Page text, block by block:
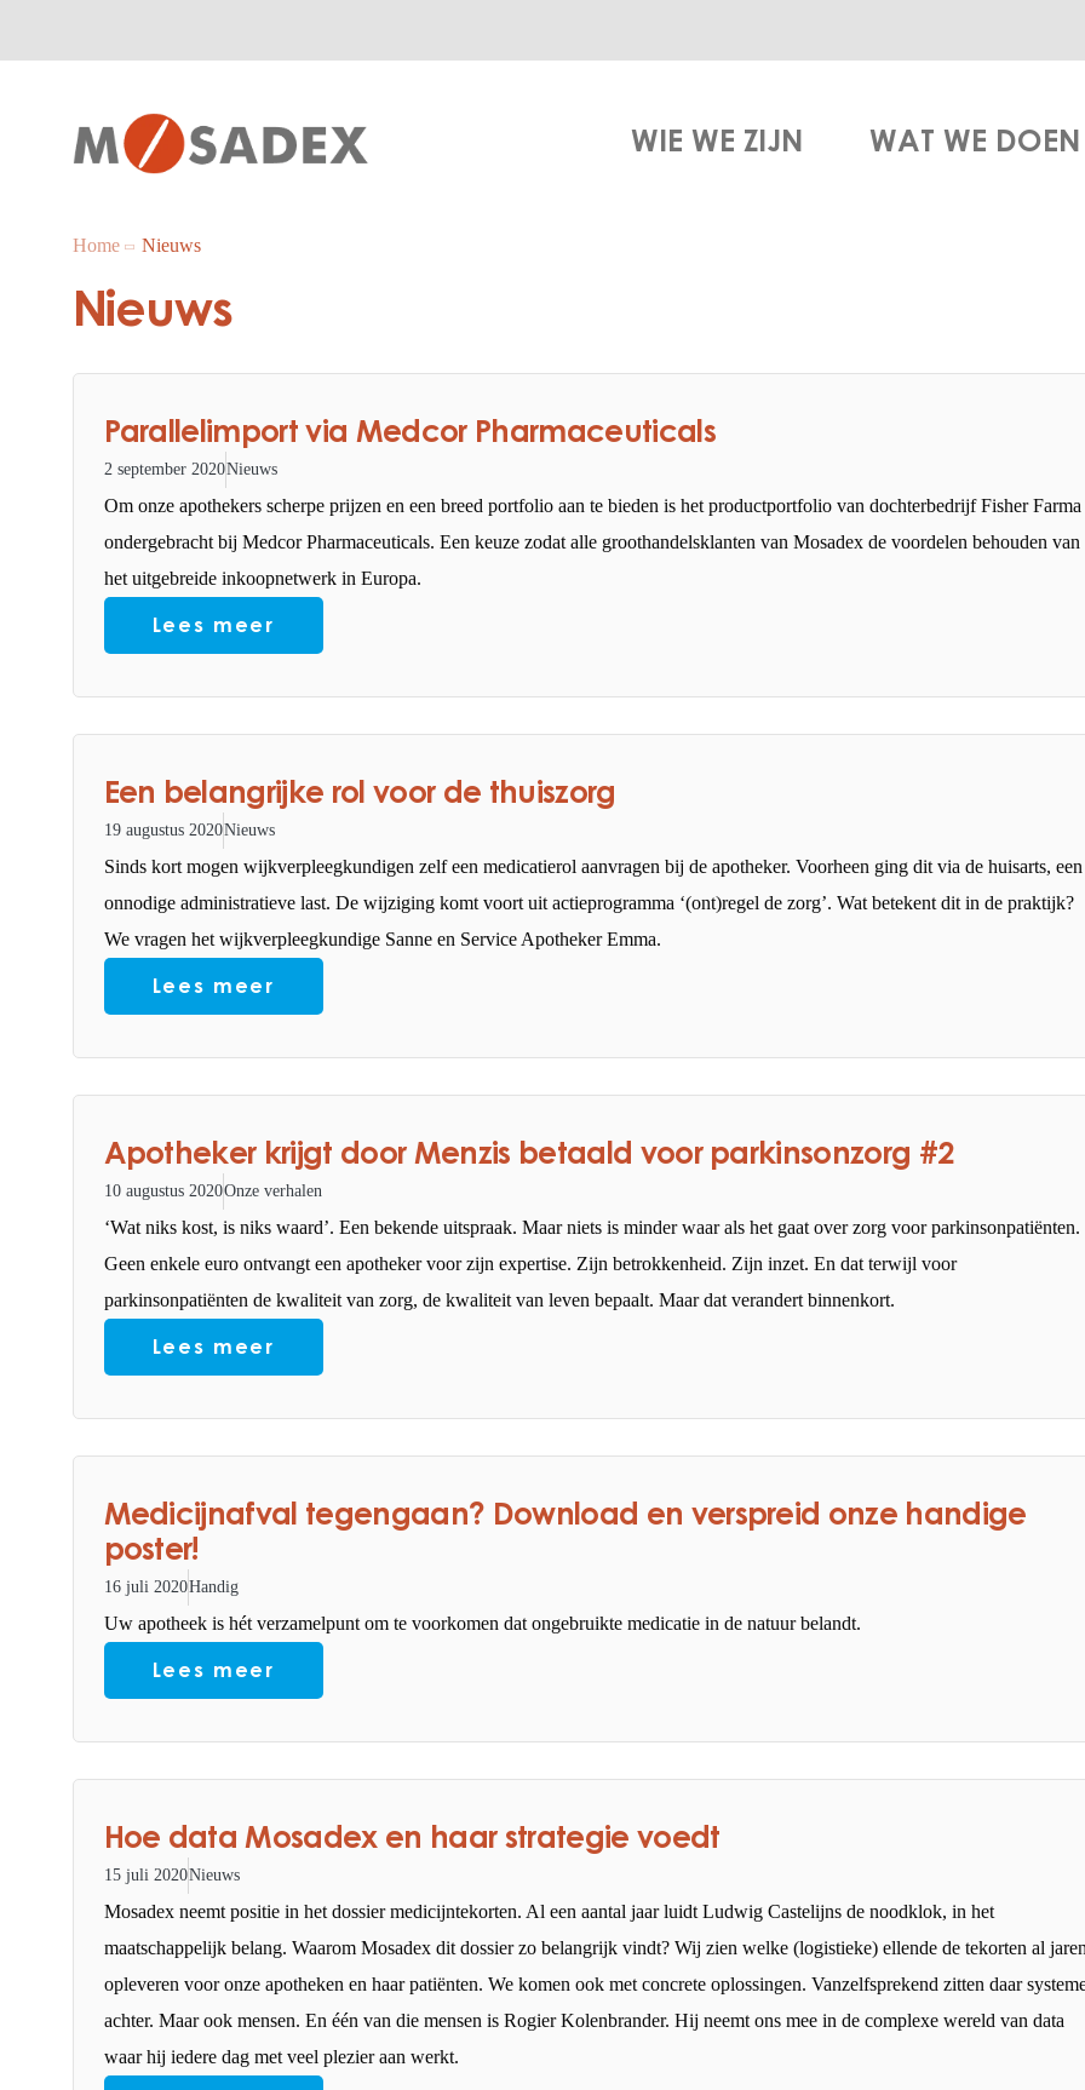
WIE WE ZIJN WAT WE DOEN
Home Nieuws
Nieuws
Parallelimport via Medcor Pharmaceuticals
2 september 2020Nieuws
Om onze apothekers scherpe prijzen en een breed portfolio aan te bieden is het productportfolio van dochterbedrijf Fisher Farma
ondergebracht bij Medcor Pharmaceuticals. Een keuze zodat alle groothandelsklanten van Mosadex de voordelen behouden van
het uitgebreide inkoopnetwerk in Europa.
Lees meer
Een belangrijke rol voor de thuiszorg
19 augustus 2020Nieuws
Sinds kort mogen wijkverpleegkundigen zelf een medicatierol aanvragen bij de apotheker. Voorheen ging dit via de huisarts, een
onnodige administratieve last. De wijziging komt voort uit actieprogramma ‘(ont)regel de zorg’. Wat betekent dit in de praktijk?
We vragen het wijkverpleegkundige Sanne en Service Apotheker Emma.
Lees meer
Apotheker krijgt door Menzis betaald voor parkinsonzorg #2
10 augustus 2020Onze verhalen
‘Wat niks kost, is niks waard’. Een bekende uitspraak. Maar niets is minder waar als het gaat over zorg voor parkinsonpatiënten.
Geen enkele euro ontvangt een apotheker voor zijn expertise. Zijn betrokkenheid. Zijn inzet. En dat terwijl voor
parkinsonpatiënten de kwaliteit van zorg, de kwaliteit van leven bepaalt. Maar dat verandert binnenkort.
Lees meer
Medicijnafval tegengaan? Download en verspreid onze handige
poster!
16 juli 2020Handig
Uw apotheek is hét verzamelpunt om te voorkomen dat ongebruikte medicatie in de natuur belandt.
Lees meer
Hoe data Mosadex en haar strategie voedt
15 juli 2020Nieuws
Mosadex neemt positie in het dossier medicijntekorten. Al een aantal jaar luidt Ludwig Castelijns de noodklok, in het
maatschappelijk belang. Waarom Mosadex dit dossier zo belangrijk vindt? Wij zien welke (logistieke) ellende de tekorten al
opleveren voor onze apotheken en haar patiënten. We komen ook met concrete oplossingen. Vanzelfsprekend zitten daar
achter. Maar ook mensen. En één van die mensen is Rogier Kolenbrander. Hij neemt ons mee in de complexe wereld van data
waar hij iedere dag met veel plezier aan werkt.